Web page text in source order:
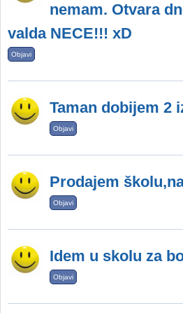
nemam. Otvara
valda NECE!!! xD
Objavi
Taman dobijem 2
Objavi
Prodajem
Objavi
Idem u skolu za
Objavi